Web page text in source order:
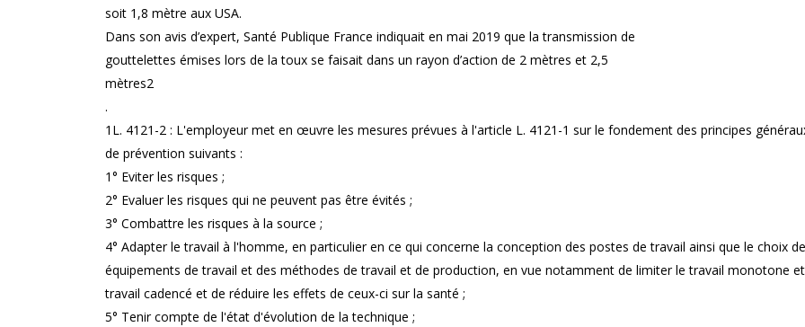
soit 1,8 mètre aux USA.
Dans son avis d’expert, Santé Publique France indiquait en mai 2019 que la transmission de
gouttelettes émises lors de la toux se faisait dans un rayon d’action de 2 mètres et 2,5
mètres2
.
1L. 4121-2 : L'employeur met en œuvre les mesures prévues à l'article L. 4121-1 sur le fondement des principes
de prévention suivants :
1° Eviter les risques ;
2° Evaluer les risques qui ne peuvent pas être évités ;
3° Combattre les risques à la source ;
4° Adapter le travail à l'homme, en particulier en ce qui concerne la conception des postes de travail ainsi que le choix
équipements de travail et des méthodes de travail et de production, en vue notamment de limiter le travail monotone
travail cadencé et de réduire les effets de ceux-ci sur la santé ;
5° Tenir compte de l'état d'évolution de la technique ;